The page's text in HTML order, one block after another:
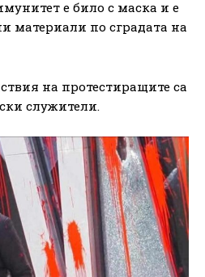
е било с маска и е
материали по сградата на
на протестиращите са
служители.